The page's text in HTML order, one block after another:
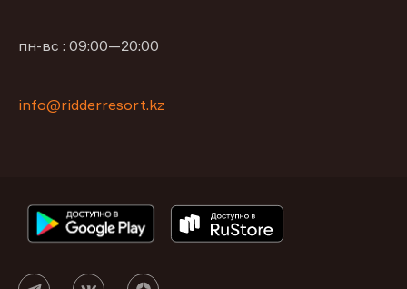
пн-вс : 09:00—20:00
info@ridderresort.kz